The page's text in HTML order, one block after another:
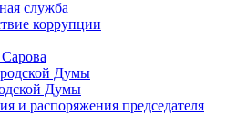
служба
коррупции
Думы
Думы
и распоряжения председателя